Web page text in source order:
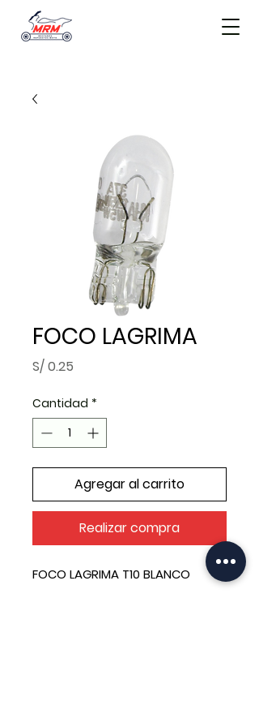
FOCO LAGRIMA
S/ 0.25
Cantidad *
Agregar al carrito
Realizar compra
FOCO LAGRIMA T10 BLANCO